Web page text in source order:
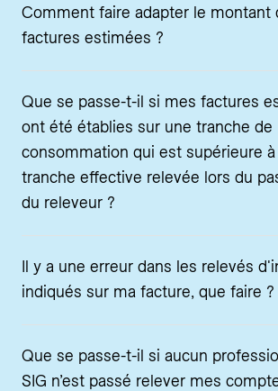
Comment faire adapter le montant
factures estimées ?
Que se passe-t-il si mes factures
ont été établies sur une tranche de
consommation qui est supérieure à
tranche effective relevée lors du
du releveur ?
Il y a une erreur dans les relevés
indiqués sur ma facture, que faire ?
Que se passe-t-il si aucun
SIG n’est passé relever mes